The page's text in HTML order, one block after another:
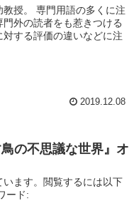
授。 専門用語の多くに注
外の読者をも惹きつける
する評価の違いなどに注
2019.12.08
の不思議な世界』オ
ます。閲覧するには以下
ード: